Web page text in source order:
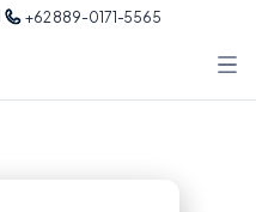
+62 889-0171-5565